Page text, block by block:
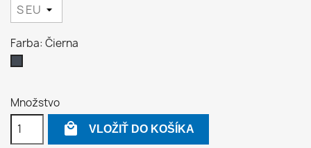
Farba: Čierna
Množstvo
 VLOŽIŤ DO KOŠÍKA